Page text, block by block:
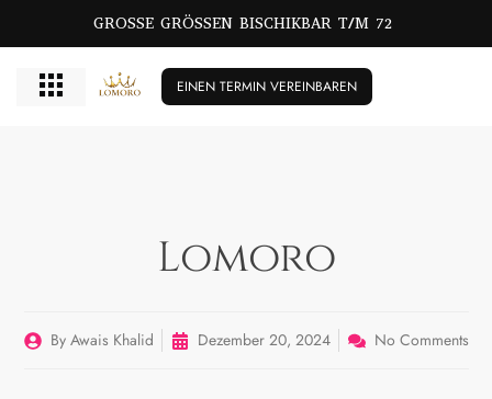
GROSSE GRÖSSEN BISCHIKBAR T/M 72
EINEN TERMIN VEREINBAREN
Lomoro
ByAwais Khalid Dezember 20, 2024 No Comments